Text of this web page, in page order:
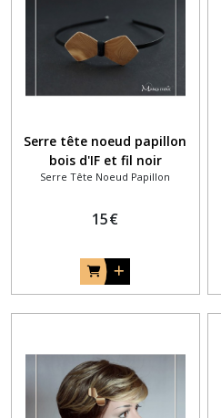
Serre tête noeud papillon
bois d'IF et fil noir
Serre Tête Noeud Papillon
15€